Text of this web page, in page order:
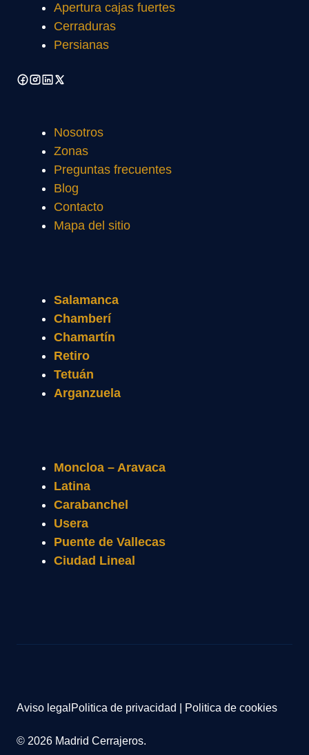
Apertura cajas fuertes
Cerraduras
Persianas
Nosotros
Zonas
Preguntas frecuentes
Blog
Contacto
Mapa del sitio
Salamanca
Chamberí
Chamartín
Retiro
Tetuán
Arganzuela
Moncloa – Aravaca
Latina
Carabanchel
Usera
Puente de Vallecas
Ciudad Lineal
© 2026 Madrid Cerrajeros.
Aviso legal Politica de privacidad Politica de cookies